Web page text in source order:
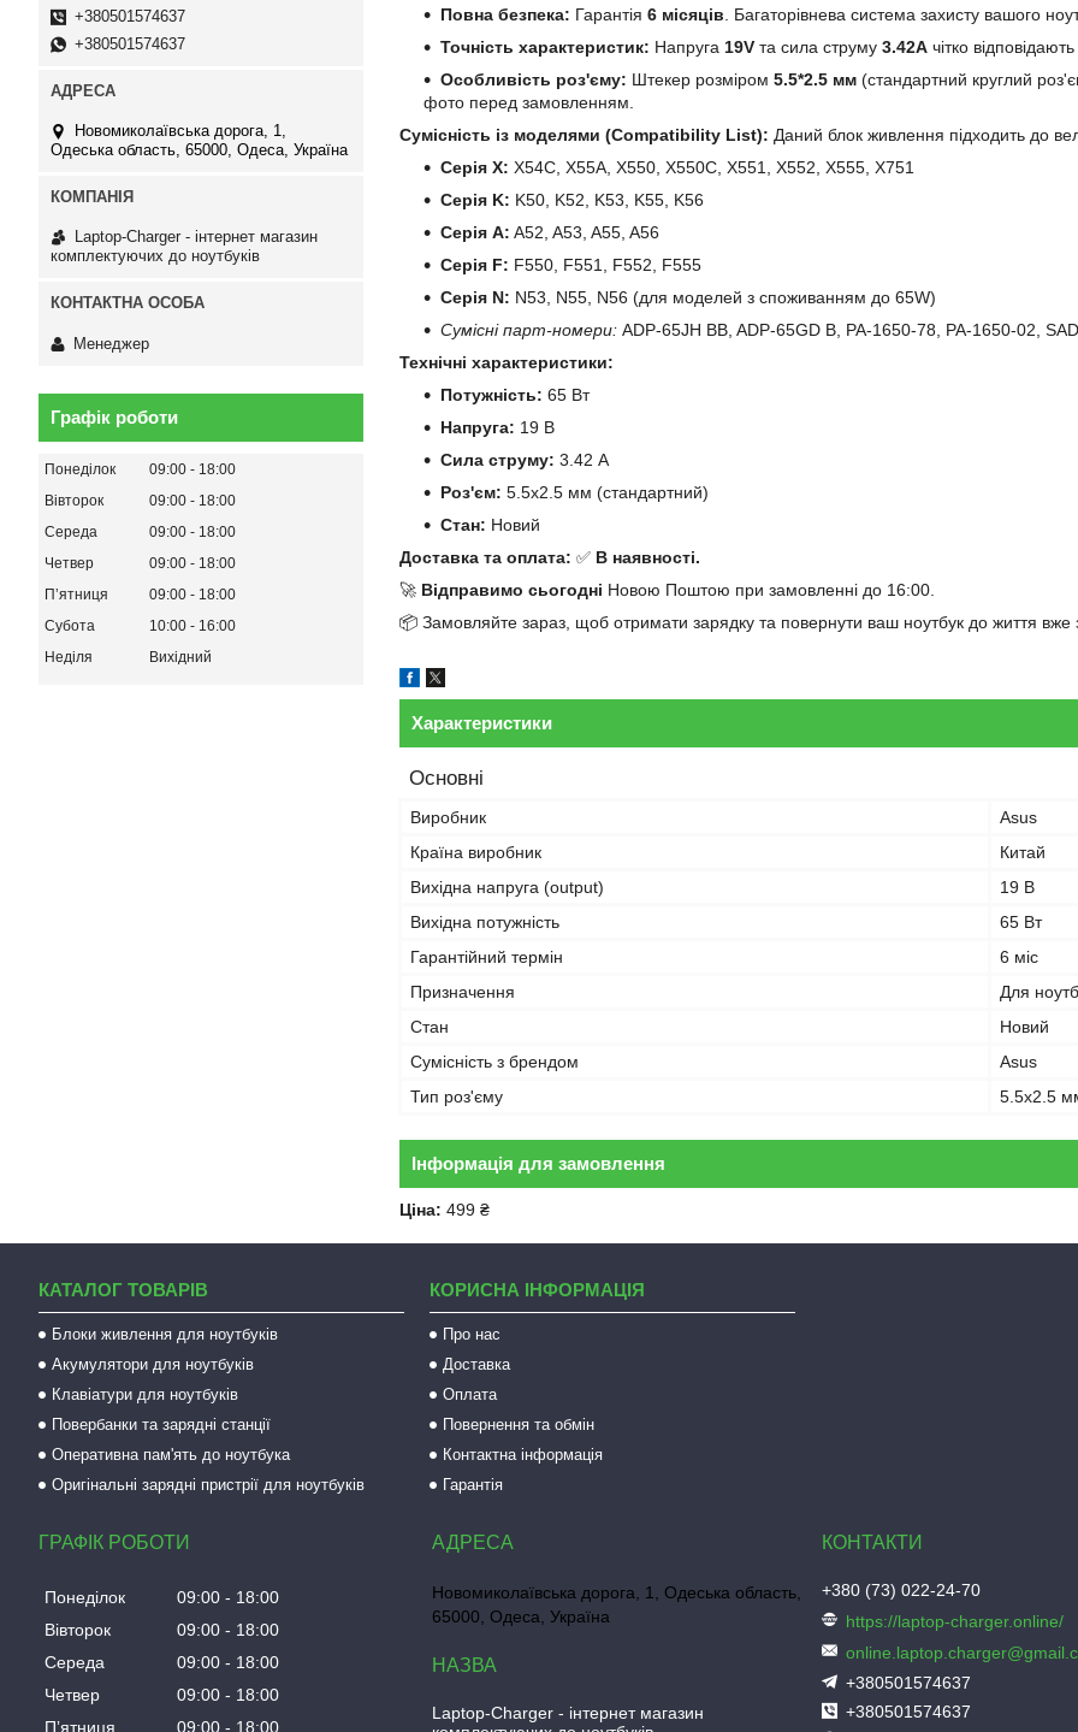
Повна безпека: Гарантія 6 місяців . Багаторівнева система захисту вашого
Точність характеристик: Напруга 19V та сила струму 3.42A чітко
Особливість роз'єму: Штекер розміром 5.5*2.5 мм (стандартний круглий
фото перед замовленням.
Сумісність із моделями (Compatibility List): Даний блок живлення підходить до
Серія X: X54C, X55A, X550, X550C, X551, X552, X555, X751
Серія K: K50, K52, K53, K55, K56
Серія A: A52, A53, A55, A56
Серія F: F550, F551, F552, F555
Серія N: N53, N55, N56 (для моделей з споживанням до 65W)
Сумісні парт-номери: ADP-65JH BB, ADP-65GD B, PA-1650-78, PA-1650-02,
Технічні характеристики:
Потужність: 65 Вт
Напруга: 19 В
Сила струму: 3.42 А
Роз'єм: 5.5x2.5 мм (стандартний)
Стан: Новий
Доставка та оплата: ✅ В наявності.
🚀 Відправимо сьогодні Новою Поштою при замовленні до 16:00.
📦 Замовляйте зараз, щоб отримати зарядку та повернути ваш ноутбук до життя вже
Характеристики
Основні
Виробник
Asus
Країна виробник
Китай
Вихідна напруга (output)
19 В
Вихідна потужність
65 Вт
Гарантійний термін
6 міс
Призначення
Для
Стан
Новий
Сумісність з брендом
Asus
Тип роз'єму
5.5x2.5
Інформація для замовлення
Ціна: 499 ₴
+380501574637
+380501574637
Новомиколаївська дорога, 1,
Одеська область, 65000, Одеса, Україна
Laptop-Charger - інтернет магазин
комплектуючих до ноутбуків
Менеджер
Графік роботи
Понеділок 09:00
18:00
Вівторок
09:00
18:00
Середа
09:00
18:00
Четвер
09:00
18:00
Пʼятниця
09:00
18:00
Субота
10:00
16:00
Неділя
Вихідний
КАТАЛОГ ТОВАРІВ
Блоки живлення для ноутбуків
Акумулятори для ноутбуків
Клавіатури для ноутбуків
Повербанки та зарядні станції
Оперативна пам'ять до ноутбука
Оригінальні зарядні пристрії для ноутбуків
КОРИСНА ІНФОРМАЦІЯ
Про нас
Доставка
Оплата
Повернення та обмін
Контактна інформація
Гарантія
ГРАФІК РОБОТИ
Понеділок 09:00
18:00
Вівторок
09:00
18:00
Середа
09:00
18:00
Четвер
09:00
18:00
Пʼятниця
09:00 18:00
Новомиколаївська дорога, 1, Одеська область,
65000, Одеса, Україна
Laptop-Charger - інтернет магазин
+380 (73) 022-24-70
https://laptop-charger.online/
+380501574637
+380501574637